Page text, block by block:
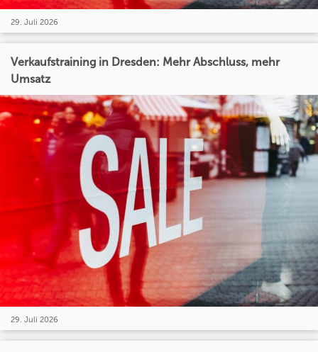
29. Juli 2026
Verkaufstraining in Dresden: Mehr Abschluss, mehr
Umsatz
29. Juli 2026